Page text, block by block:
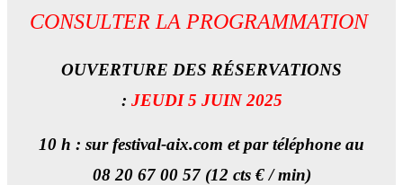
CONSULTER LA PROGRAMMATION
OUVERTURE DES RÉSERVATIONS
: JEUDI 5 JUIN 2025
10 h : sur festival-aix.com et par téléphone au
08 20 67 00 57 (12 cts € / min)